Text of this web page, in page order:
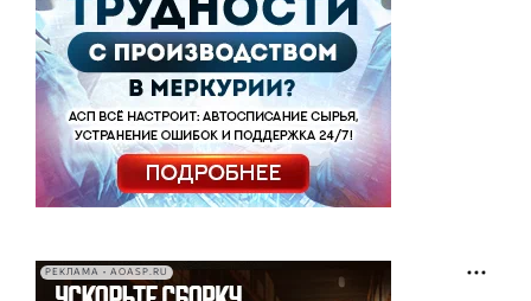
РЕКЛАМА • AOASP.RU